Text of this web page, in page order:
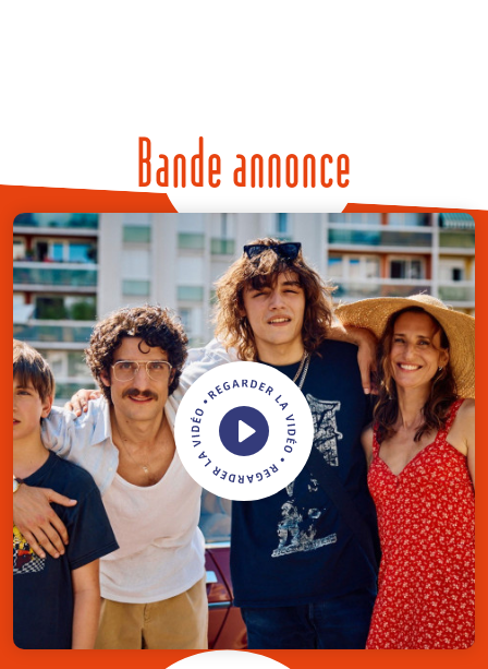
Bande annonce